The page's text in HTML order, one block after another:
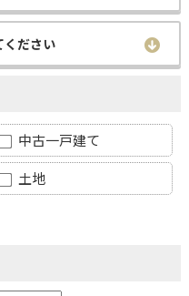
ください
中古一戸建て
土地